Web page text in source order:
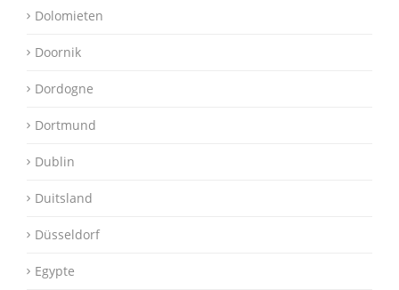
Dolomieten
Doornik
Dordogne
Dortmund
Dublin
Duitsland
Düsseldorf
Egypte